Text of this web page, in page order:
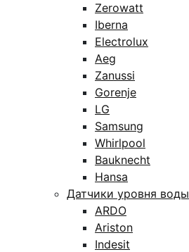
Zerowatt
Iberna
Electrolux
Aeg
Zanussi
Gorenje
LG
Samsung
Whirlpool
Bauknecht
Hansa
Датчики уровня воды
ARDO
Ariston
Indesit